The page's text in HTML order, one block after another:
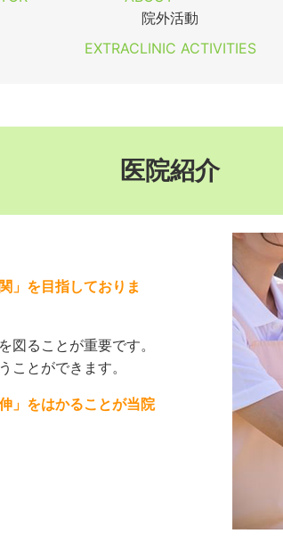
院外活動
EXTRACLINIC ACTIVITIES
医院紹介
」を目指しておりま
ることが重要です。
ことができます。
」をはかることが当院